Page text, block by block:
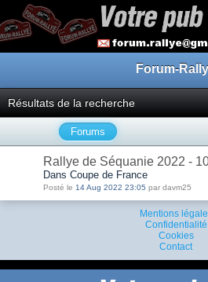
Forum-
Résultats de la recherche
Forums
Rallye de Séquanie 2022 -
Dans Coupe de France
Posté le 14 Aug 2022 23:05 par davm25
Mentions
Confidentialité
Cookies
Contact